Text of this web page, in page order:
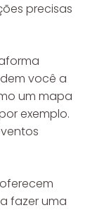
precisas
você a
um mapa
exemplo.
fazer uma